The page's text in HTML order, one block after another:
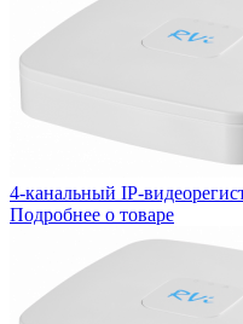
4-канальный IP-
Подробнее о товаре